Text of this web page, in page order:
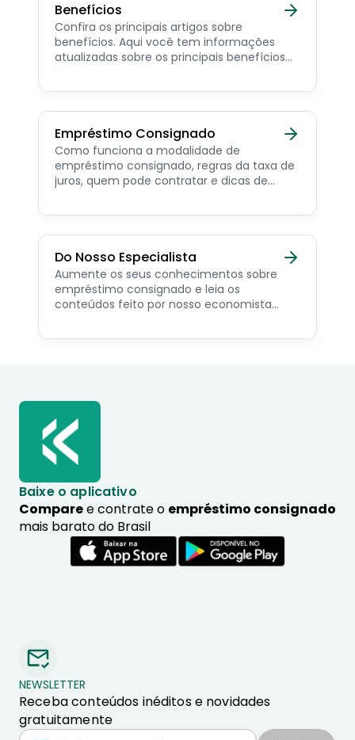
Benefícios
Confira os principais artigos sobre
benefícios. Aqui você tem informações
atualizadas sobre os principais benefícios
pensionista e beneficiários de programas
Empréstimo Consignado
Como funciona a modalidade de
empréstimo consignado, regras da taxa de
juros, quem pode contratar e dicas de
Do Nosso Especialista
Aumente os seus conhecimentos sobre
empréstimo consignado e leia os
conteúdos feito por nosso economista
Baixe o aplicativo
Comparee contrate o empréstimo consignado
mais barato do Brasil
NEWSLETTER
Receba conteúdos inéditos e novidades
gratuitamente